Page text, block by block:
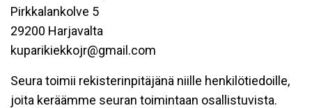
Pirkkalankolve 5
29200 Harjavalta
kuparikiekkojr@gmail.com
Seura toimii rekisterinpitäjänä niille henkilötiedoille,
joita keräämme seuran toimintaan osallistuvista.